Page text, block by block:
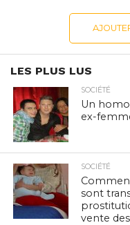
LES PLUS LUS
SOCIÉTÉ
Un
ex-
SOCIÉTÉ
sont
vente